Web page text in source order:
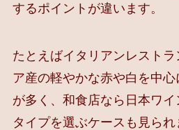
するポイントが違います。
たとえばイタリアンレスト
ア産の軽やかな赤や白を中
が多く、和食店なら日本ワ
タイプを選ぶケースも見られ